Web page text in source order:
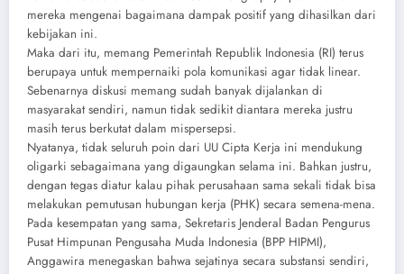
mereka mengenai bagaimana dampak positif yang dihasilkan dari
kebijakan ini.
Maka dari itu, memang Pemerintah Republik Indonesia (RI) terus
berupaya untuk mempernaiki pola komunikasi agar tidak linear.
Sebenarnya diskusi memang sudah banyak dijalankan di
masyarakat sendiri, namun tidak sedikit diantara mereka justru
masih terus berkutat dalam mispersepsi.
Nyatanya, tidak seluruh poin dari UU Cipta Kerja ini mendukung
oligarki sebagaimana yang digaungkan selama ini. Bahkan justru,
dengan tegas diatur kalau pihak perusahaan sama sekali tidak bisa
melakukan pemutusan hubungan kerja (PHK) secara semena-mena.
Pada kesempatan yang sama, Sekretaris Jenderal Badan Pengurus
Pusat Himpunan Pengusaha Muda Indonesia (BPP HIPMI),
Anggawira menegaskan bahwa sejatinya secara substansi sendiri,